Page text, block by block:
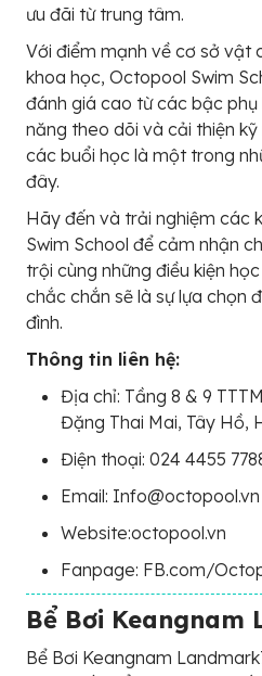
ưu đãi từ trung tâm.
Với điểm mạnh về cơ sở vật
khoa học, Octopool Swim
đánh giá cao từ các bậc phụ
năng theo dõi và cải thiện
các buổi học là một trong
đây.
Hãy đến và trải nghiệm các
Swim School để cảm nhận
trội cùng những điều kiện
chắc chắn sẽ là sự lựa chọn
đình.
Thông tin liên hệ:
Địa chỉ: Tầng 8 & 9
Đặng Thai Mai, Tây Hồ,
Điện thoại: 024 4455
Email: Info@octopool.vn
Website:octopool.vn
Fanpage: FB.com/
Bể Bơi Keangnam
Bể Bơi Keangnam